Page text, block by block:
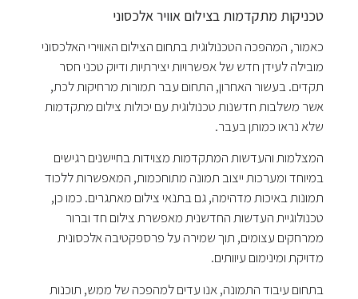
טכניקות מתקדמות בצילום אוויר אלכסוני
כאמור, המהפכה הטכנולוגית בתחום הצילום האווירי האלכסוני
מובילה לעידן חדש של אפשרויות יצירתיות ודיוק טכני חסר
תקדים. בעשור האחרון, התחום עבר תמורות מרחיקות לכת,
אשר משלבות חדשנות טכנולוגית עם יכולות צילום מתקדמות
שלא נראו כמותן בעבר.
המצלמות והעדשות המתקדמות מצוידות בחיישנים רגישים
במיוחד ומערכות ייצוב תמונה מתוחכמות, המאפשרות ללכוד
תמונות באיכות מדהימה, גם בתנאי צילום מאתגרים. כמו כן,
טכנולוגיית העדשות החדשנית מאפשרת צילום חד וברור
ממרחקים עצומים, תוך שמירה על פרספקטיבה אלכסונית
מדויקת ומינימום עיוותים.
בתחום עיבוד התמונה, אנו עדים למהפכה של ממש, תוכנות